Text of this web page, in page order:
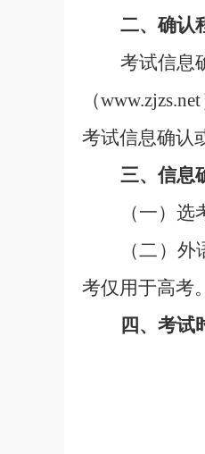
二、确认
考试信息
（www.zjzs.net
考试信息确认
三、信息
（一） 选
（二 ） 外
考仅用于高考。
四 、 考试